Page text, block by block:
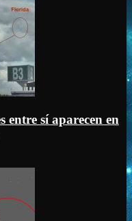
entre sí aparecen en